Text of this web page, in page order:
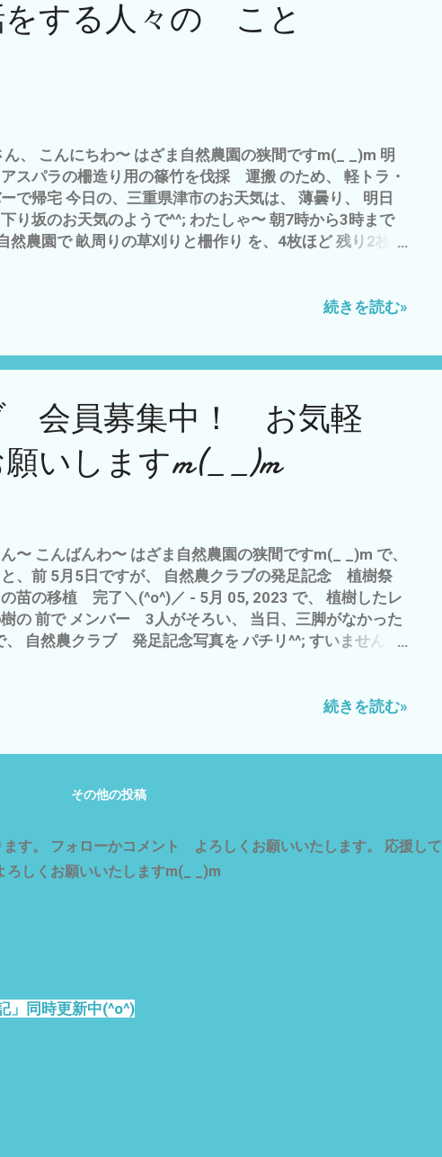
遮断する＝光合成を抑制 を、 みごとに、実践してい
と ビニールマルチ や 自然農だと、 草マルチや 草の上
分の放散の抑制 ＝水撒きしないで・・・・・・ イイ＼
それだけで、 一石三鳥 なんです が^^; それが、 言うが、安
は、難し 夏は、 ほとんど、 この作業が 中心です^^; で、
ビール？ で まったり、 ブログアップ中^^; いや〜、 今年
・・・・・・ 始まった ばかり これから 中盤の 8月中
で 山で 言えば 8合目 か？ 一番 辛い ＝実力＝本
ぼちぼち、 あせらず あわてず あきらめず で、 体調管理
をつけて、 自然農を 楽しみましょう〜(^O^) わたし
をする人々の こと
ん、 こんにちわ〜 はざま自然農園の狭間ですm(_ _)m 明
アスパラの柵造り用の篠竹を伐採 運搬 のため、 軽トラ・
で帰宅 今日の、三重県津市のお天気は、 薄曇り、 明日
り坂のお天気のようで^^; わたしゃ〜 朝7時から3時まで
然農園で 畝周りの草刈りと柵作り を、4枚ほど 残り2枚
気軽にご連絡 お願いしますm(_ _)m - 5月 16, 2023 5月
ックって 最高＼(^o^)／ - 5月 06, 2023 6月初旬に植えた
、こちらが 合わせての農作業です な(^_^;) - 6月 01,
のサツマイモの蔓 は、定着して、 伸びたら、 また、切
、収穫前の ジャガイモ キタアカリの畝へ 蔓を植える予
明け前に、植えたい ところ^^; 7月初旬か？ 追伸 今、 山
の表現も 哲学＝言語による表現 も、 基本は、 宗教＝何を
か？ その、 思想とは？ 何を 基本に 人間は、生きるべ
その 問とい の、答え を、 その芸術家・哲学家の 思想
み解く こと、が 楽しい あ〜〜 そ〜 クリムトは、そんなの
信じていたのね〜〜 って つまり、 ラビリンス 知的 謎
すな(*´ω｀*) それは、 ヒマな人でないと・・・・・・ それ
ることを 日常＝生業なりわい と している人々には、
んぜん、まだまだ って こと かと(*´ω｀*)
続きを読む»
会員募集中！ お気軽
いしますm(_ _)m
〜 こんばんわ〜 はざま自然農園の狭間ですm(_ _)m で、
、前 5月5日ですが、 自然農クラブの発足記念 植樹祭
苗の移植 完了＼(^o^)／ - 5月 05, 2023 で、 植樹したレ
の 前で メンバー 3人がそろい、 当日、三脚がなかった
、 自然農クラブ 発足記念写真を パチリ^^; すいません、
る方、 家庭菜園や有機農法に興味がある方 畑仕事をやって
欄から か？ Googleビジネスプロフィール
ださいm(_ _)m お待ちしております〜(^^)
続きを読む»
その他の投稿
す。 フォローかコメント よろしくお願いいたします。 応援して
ろしくお願いいたしますm(_ _)m
」同時更新中(^o^)